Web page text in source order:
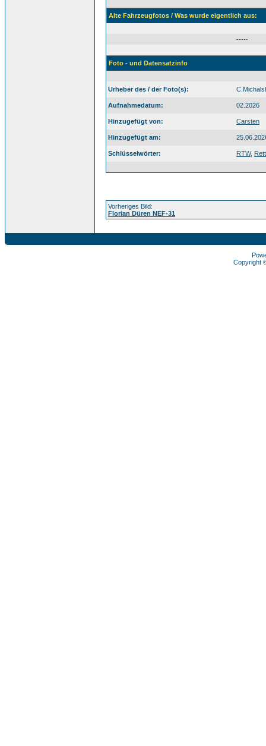
Alte Fahrzeugfotos / Was wurde eigentlich aus:
-----
Foto - und Datensatzinfo
Urheber des / der Foto(s):
Aufnahmedatum: 02.2026
Hinzugefügt von: Carsten
Hinzugefügt am:
Schlüsselwörter: RTW,
Vorheriges Bild:
Florian Düren NEF-31
Copyright